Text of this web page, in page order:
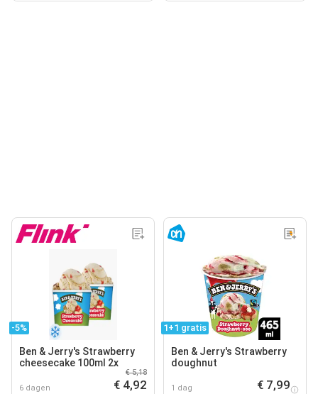
-5%
Ben & Jerry's Strawberry
cheesecake 100ml 2x
6 dagen
€ 5,18
€ 4,92
1+1 gratis
Ben & Jerry's Strawberry
doughnut
1 dag € 7,99